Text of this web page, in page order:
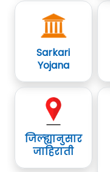
Sarkari
Yojana
जिल्ह्यानुसार
जाहिराती